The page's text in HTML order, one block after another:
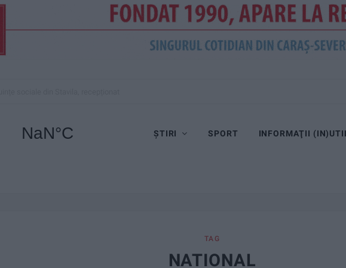
ȘTIRI SPORT INFORMAŢII
TAG
NATIONAL